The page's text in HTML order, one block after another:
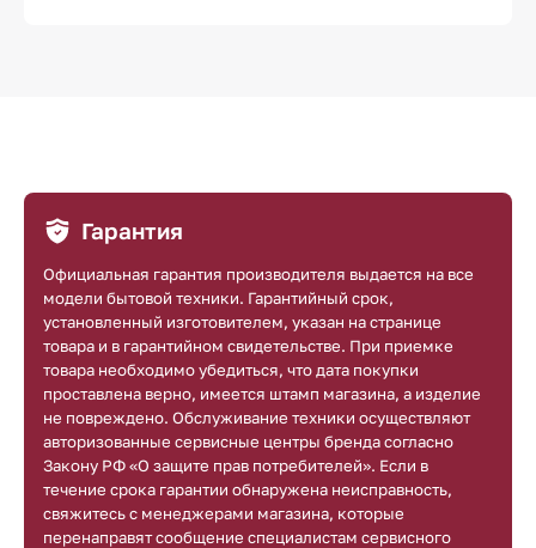
Гарантия
Официальная гарантия производителя выдается на все
модели бытовой техники. Гарантийный срок,
установленный изготовителем, указан на странице
товара и в гарантийном свидетельстве. При приемке
товара необходимо убедиться, что дата покупки
проставлена верно, имеется штамп магазина, а изделие
не повреждено. Обслуживание техники осуществляют
авторизованные сервисные центры бренда согласно
Закону РФ «О защите прав потребителей». Если в
течение срока гарантии обнаружена неисправность,
свяжитесь с менеджерами магазина, которые
перенаправят сообщение специалистам сервисного